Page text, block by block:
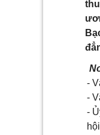
-
-
-